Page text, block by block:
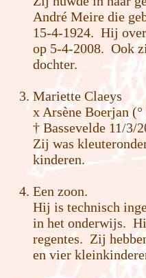
André Meire die
15-4-1924. Hij
op 5-4-2008. Ook
dochter.
Mariette Claeys
x Arsène Boerjan
† Bassevelde 11/3/
Zij was
kinderen.
Een zoon.
Hij is technisch
in het onderwijs.
regentes. Zij
en vier